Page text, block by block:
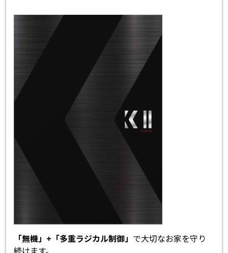
「無機」+「多重ラジカル制御」 で大切なお家を守り